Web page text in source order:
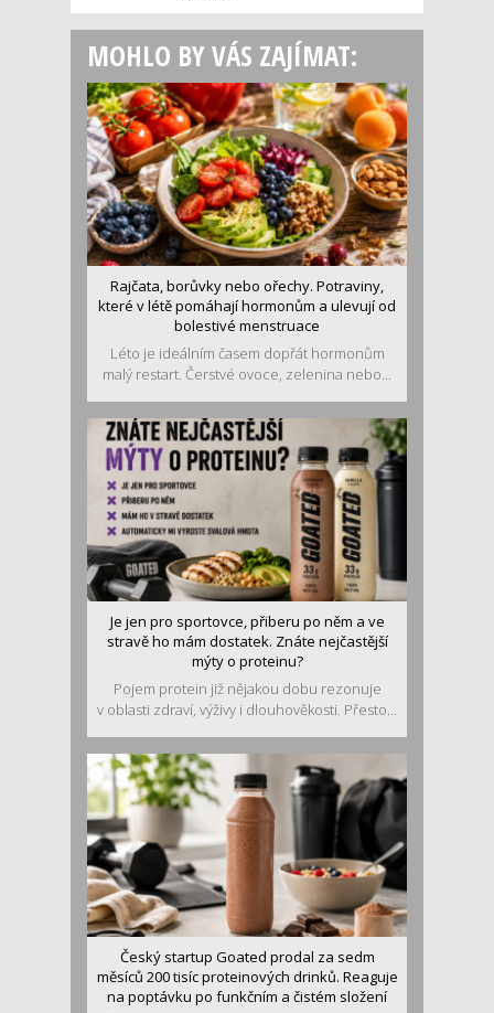
MOHLO BY VÁS ZAJÍMAT:
Rajčata, borůvky nebo ořechy. Potraviny,
které v létě pomáhají hormonům a ulevují od
bolestivé menstruace
Léto je ideálním časem dopřát hormonům
malý restart. Čerstvé ovoce, zelenina nebo...
Je jen pro sportovce, přiberu po něm a ve
stravě ho mám dostatek. Znáte nejčastější
mýty o proteinu?
Pojem protein již nějakou dobu rezonuje
v oblasti zdraví, výživy i dlouhověkosti. Přesto...
Český startup Goated prodal za sedm
měsíců 200 tisíc proteinových drinků. Reaguje
na poptávku po funkčním a čistém složení